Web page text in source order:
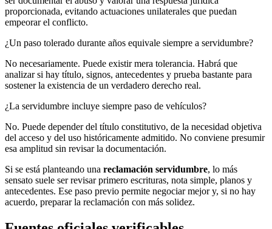
proporcionada, evitando actuaciones unilaterales que puedan
empeorar el conflicto.
¿Un paso tolerado durante años equivale siempre a servidumbre?
No necesariamente. Puede existir mera tolerancia. Habrá que
analizar si hay título, signos, antecedentes y prueba bastante para
sostener la existencia de un verdadero derecho real.
¿La servidumbre incluye siempre paso de vehículos?
No. Puede depender del título constitutivo, de la necesidad objetiva
del acceso y del uso históricamente admitido. No conviene presumir
esa amplitud sin revisar la documentación.
Si se está planteando una reclamación servidumbre, lo más
sensato suele ser revisar primero escrituras, nota simple, planos y
antecedentes. Ese paso previo permite negociar mejor y, si no hay
acuerdo, preparar la reclamación con más solidez.